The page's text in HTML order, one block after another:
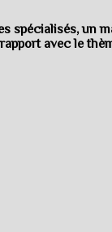
spécialisés, un
avec le